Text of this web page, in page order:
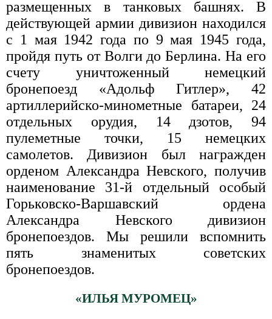
размещенных в танковых башнях. В
действующей армии дивизион находился
с 1 мая 1942 года по 9 мая 1945 года,
пройдя путь от Волги до Берлина. На его
счету уничтоженный немецкий
бронепоезд «Адольф Гитлер», 42
артиллерийско-минометные батареи, 24
отдельных орудия, 14 дзотов, 94
пулеметные точки, 15 немецких
самолетов. Дивизион был награжден
орденом Александра Невского, получив
наименование 31-й отдельный особый
Горьковско-Варшавский ордена
Александра Невского дивизион
бронепоездов. Мы решили вспомнить
пять знаменитых советских
бронепоездов.
«ИЛЬЯ МУРОМЕЦ»